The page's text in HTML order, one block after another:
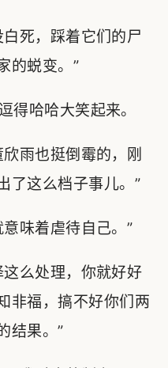
死，踩着它们的尸
的蜕变。”
哈哈大笑起来。
雨也挺倒霉的，刚
了这么档子事儿。”
味着虐待自己。”
么处理，你就好好
非福，搞不好你们两
结果。”